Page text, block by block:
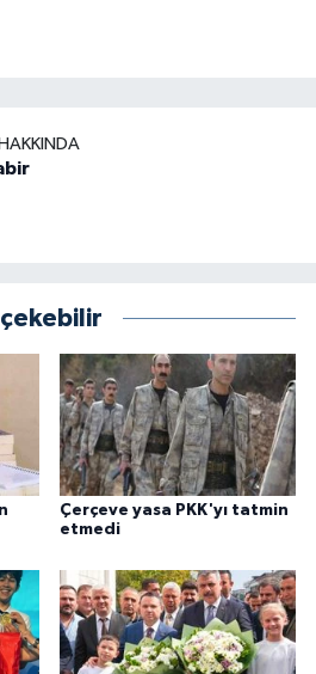
Çerçeve yasa PKK'yı tatmin
etmedi